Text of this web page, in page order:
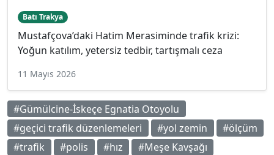
Batı Trakya
Mustafçova’daki Hatim Merasiminde trafik krizi:
Yoğun katılım, yetersiz tedbir, tartışmalı ceza
11 Mayıs 2026
#Gümülcine-İskeçe Egnatia Otoyolu
#geçici trafik düzenlemeleri
#yol zemin
#ölçüm
#trafik
#polis #hız
#Meşe Kavşağı